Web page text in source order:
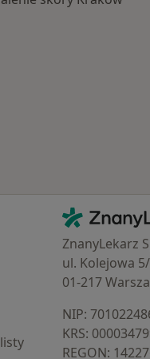
Kontakt
ZnanyLekarz -
ZnanyLekarz
ul. Kolejowa
01-217
NIP:
KRS:
REGON: